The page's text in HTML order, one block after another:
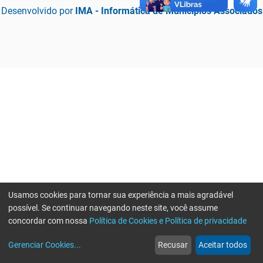
Desenvolvido por IMA - Informática de Municípios Associados
web
Notícias
more_horiz
Mais
Usamos cookies para tornar sua experiência a mais agradável
possível. Se continuar navegando neste site, você assume
concordar com nossa Política de Cookies e Política de privacidade
Gerenciar Cookies... Recusar Aceitar todos
Erro ao enviar informações, por favor tente novamente